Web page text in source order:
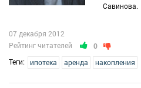
Савинова.
Рейтинг читателей 0
07 декабря 2012
Теги: ипотека аренда накопления